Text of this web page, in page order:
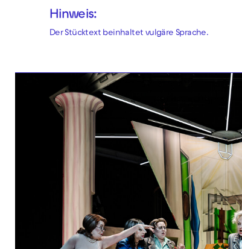
Hinweis:
Der Stücktext beinhaltet vulgäre Sprache.